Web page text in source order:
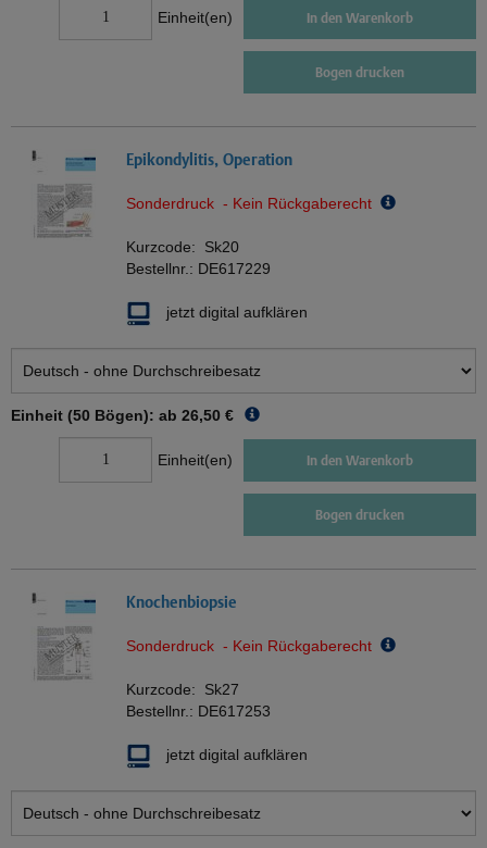
Einheit(en) In den Warenkorb
Bogen drucken
Epikondylitis, Operation
Sonderdruck - Kein Rückgaberecht
Kurzcode: Sk20
Bestellnr.: DE617229
jetzt digital aufklären
Einheit (50 Bögen): ab 26,50 €
Einheit(en) In den Warenkorb
Bogen drucken
Knochenbiopsie
Sonderdruck - Kein Rückgaberecht
Kurzcode: Sk27
Bestellnr.: DE617253
jetzt digital aufklären